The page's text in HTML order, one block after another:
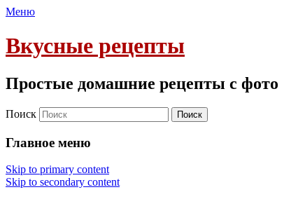
Меню
Вкусные рецепты
Простые домашние рецепты с фото
Поиск
Главное меню
Skip to primary content
Skip to secondary content